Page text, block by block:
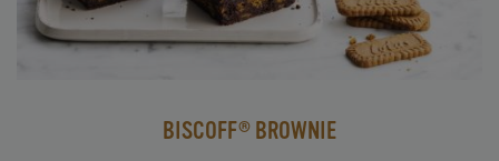
BISCOFF® BROWNIE